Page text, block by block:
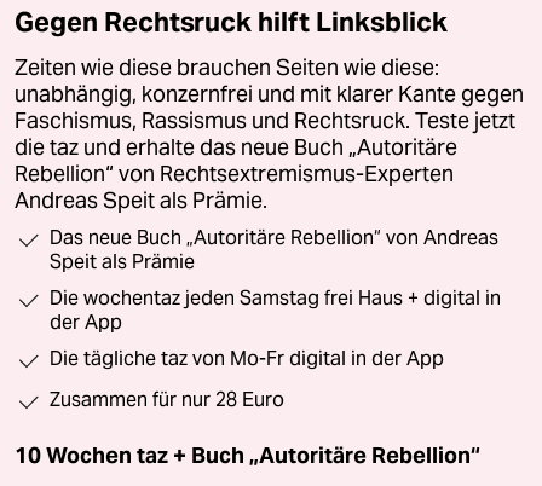
Gegen Rechtsruck hilft Linksblick
Zeiten wie diese brauchen Seiten wie diese:
unabhängig, konzernfrei und mit klarer Kante gegen
Faschismus, Rassismus und Rechtsruck. Teste jetzt
die taz und erhalte das neue Buch „Autoritäre
Rebellion“ von Rechtsextremismus-Experten
Andreas Speit als Prämie.
Das neue Buch „Autoritäre Rebellion“ von Andreas
Speit als Prämie
Die wochentaz jeden Samstag frei Haus + digital in
der App
Die tägliche taz von Mo-Fr digital in der App
Zusammen für nur 28 Euro
10 Wochen taz + Buch „Autoritäre Rebellion“